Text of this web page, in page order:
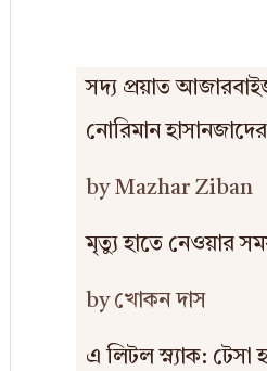
সদ্য প্রয়াত
নোরিমান
by Mazhar Ziban
মৃত্যু হাতে নেওয়ার
by খোকন দাস
এ লিটল স্ন্যাক: টেসা